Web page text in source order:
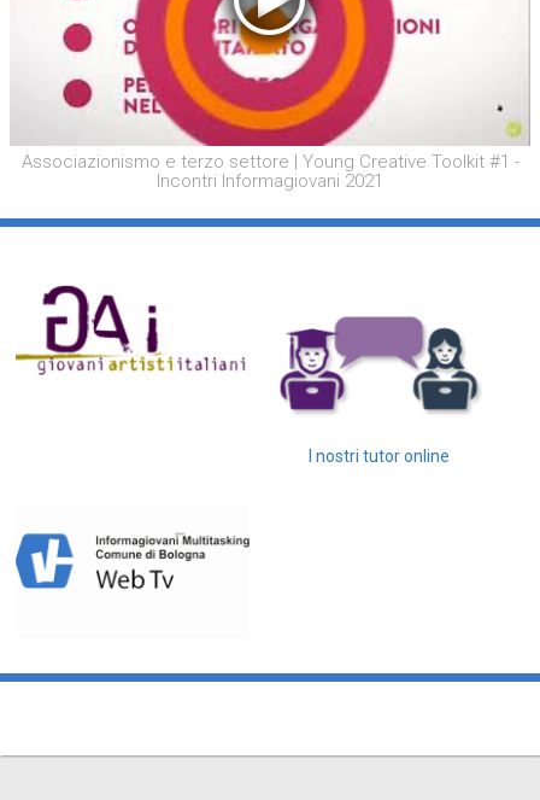
Associazionismo e terzo settore | Young Creative Toolkit #1 -
Incontri Informagiovani 2021
I nostri tutor online